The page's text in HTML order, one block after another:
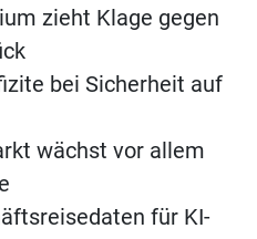
zieht Klage gegen
bei Sicherheit auf
wächst vor allem
für KI-